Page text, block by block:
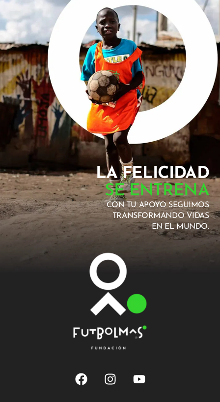
LA FELICIDAD
SE ENTRENA
CON TU APOYO SEGUIMOS
TRANSFORMANDO VIDAS
EN EL MUNDO.